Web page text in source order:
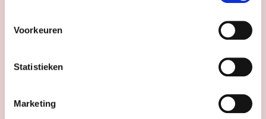
Voorkeuren
Statistieken
Marketing
weten immers het beste wat nodig is. Op
waarmee we het fonds de komende tijd
dat de coalitie er scherp op is dat het om
extra middelen gaat. En niet om een